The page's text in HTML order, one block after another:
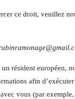
ce droit, veuillez
résident européen,
afin
vous (par